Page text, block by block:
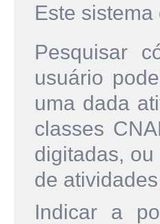
Este
Pesquisar
usuário
uma dada
classes
digitadas,
de
Indicar a